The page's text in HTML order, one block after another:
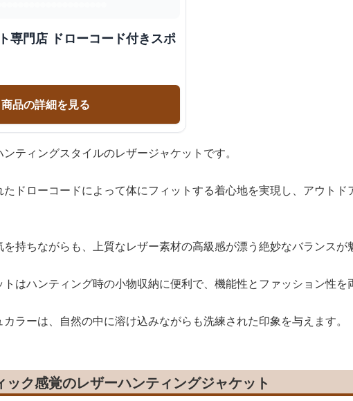
専門店 ドローコード付きスポ
商品の詳細を見る
ティングスタイルのレザージャケットです。
ドローコードによって体にフィットする着心地を実現し、アウトド
持ちながらも、上質なレザー素材の高級感が漂う絶妙なバランスが
はハンティング時の小物収納に便利で、機能性とファッション性を
ラーは、自然の中に溶け込みながらも洗練された印象を与えます。
ック感覚のレザーハンティングジャケット